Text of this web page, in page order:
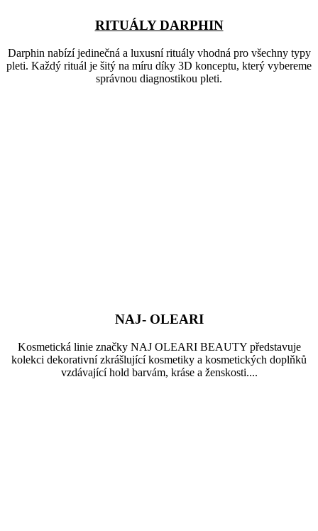
RITUÁLY DARPHIN
Darphin nabízí jedinečná a luxusní rituály vhodná pro všechny typy
pleti. Každý rituál je šitý na míru díky 3D konceptu, který vybereme
správnou diagnostikou pleti.
NAJ- OLEARI
Kosmetická linie značky NAJ OLEARI BEAUTY představuje
kolekci dekorativní zkrášlující kosmetiky a kosmetických doplňků
vzdávající hold barvám, kráse a ženskosti....